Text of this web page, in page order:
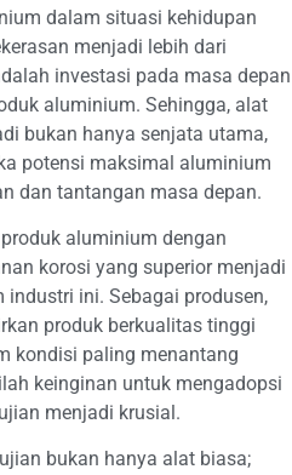
dalam situasi kehidupan
menjadi lebih dari
investasi pada masa depan
aluminium. Sehingga, alat
bukan hanya senjata utama,
potensi maksimal aluminium
dan tantangan masa depan.
aluminium dengan
korosi yang superior menjadi
ini. Sebagai produsen,
produk berkualitas tinggi
kondisi paling menantang
keinginan untuk mengadopsi
menjadi krusial.
bukan hanya alat biasa;